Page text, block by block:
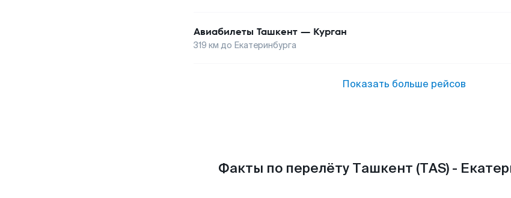
Авиабилеты Ташкент — Курган
319 км до Екатеринбурга
Показать больше рейсов
Факты по перелёту Ташкент (TAS) -